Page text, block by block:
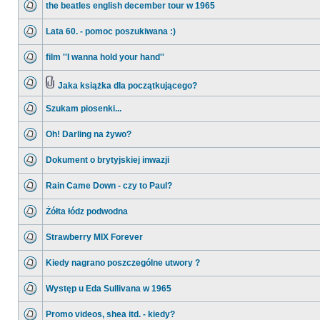
the beatles english december tour w 1965
Lata 60. - pomoc poszukiwana :)
film ''I wanna hold your hand''
Jaka książka dla początkującego?
Szukam piosenki...
Oh! Darling na żywo?
Dokument o brytyjskiej inwazji
Rain Came Down - czy to Paul?
Żółta łódz podwodna
Strawberry MIX Forever
Kiedy nagrano poszczególne utwory ?
Występ u Eda Sullivana w 1965
Promo videos, shea itd. - kiedy?